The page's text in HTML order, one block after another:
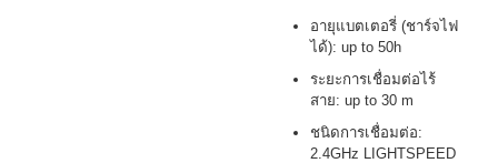
อายุแบตเตอรี่ (ชาร์จไฟ
ได้): up to 50h
ระยะการเชื่อมต่อไร้
สาย: up to 30 m
ชนิดการเชื่อมต่อ:
2.4GHz LIGHTSPEED